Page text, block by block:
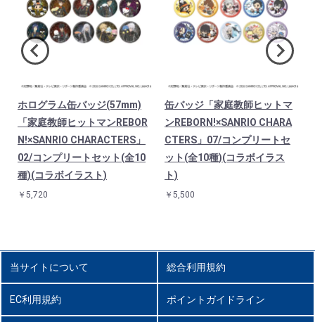
ホログラム缶バッジ(57mm)
「家庭教師ヒットマンREBOR
N!×SANRIO CHARACTERS」
02/コンプリートセット(全10
種)(コラボイラスト)
￥5,720
缶バッジ「家庭教師ヒットマ
ンREBORN!×SANRIO CHARA
CTERS」07/コンプリートセ
ット(全10種)(コラボイラス
ト)
￥5,500
当サイトについて 総合利用規約
EC利用規約 ポイントガイドライン